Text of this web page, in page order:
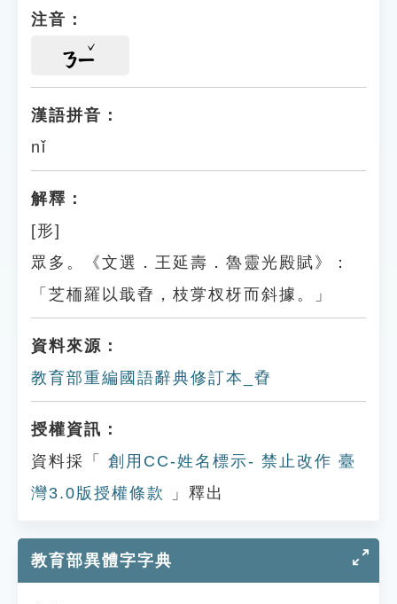
注音：
ㄋㄧ
漢語拼音：
nǐ
解釋：
[形]
眾多。《文選．王延壽．魯靈光殿賦》：
「芝栭羅以戢孴，枝牚杈枒而斜據。」
資料來源：
教育部重編國語辭典修訂本_孴
授權資訊：
資料採「
創用CC-姓名標示- 禁止改作 臺
灣3.0版授權條款
」釋出
教育部異體字字典